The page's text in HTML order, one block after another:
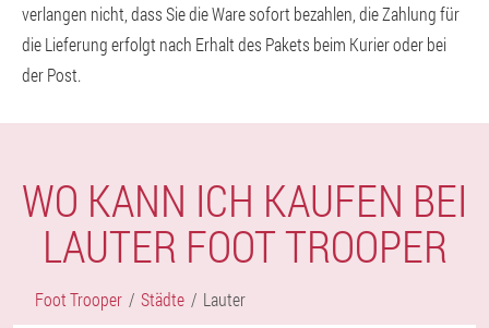
verlangen nicht, dass Sie die Ware sofort bezahlen, die Zahlung für
die Lieferung erfolgt nach Erhalt des Pakets beim Kurier oder bei
der Post.
WO KANN ICH KAUFEN BEI
LAUTER FOOT TROOPER
Foot Trooper Städte Lauter